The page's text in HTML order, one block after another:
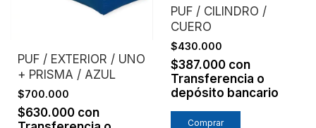
PUF / EXTERIOR / UNO
+ PRISMA / AZUL
$700.000
$630.000 con
PUF / CILINDRO /
CUERO
$430.000
$387.000 con
Transferencia o
depósito bancario